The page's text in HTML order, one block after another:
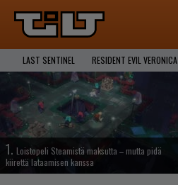
LAST SENTINEL RESIDENT EVIL VERONICA
1. Loistopeli Steamistä maksutta – mutta pidä
kiirettä lataamisen kanssa